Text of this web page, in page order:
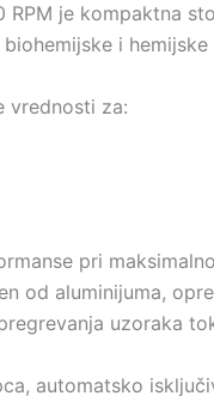
RPM je kompaktna
i
vrednosti za:
pri
od aluminijuma,
uzoraka
automatsko